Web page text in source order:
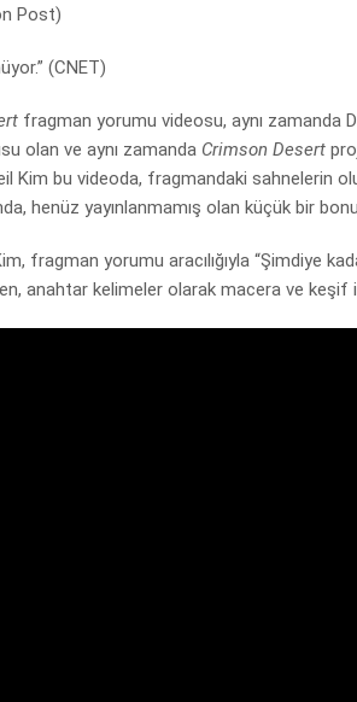
Post)
(CNET)
fragman yorumu videosu, aynı zamanda
olan ve aynı zamanda Crimson Desert
Kim bu videoda, fragmandaki sahnelerin
henüz yayınlanmamış olan küçük bir
fragman yorumu aracılığıyla “Şimdiye
anahtar kelimeler olarak macera ve keşif